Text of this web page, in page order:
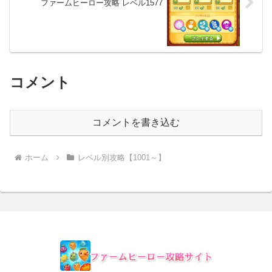
ファームヒーロー攻略 レベル1577
コメント
コメントを書き込む
ホーム レベル別攻略【1001～】